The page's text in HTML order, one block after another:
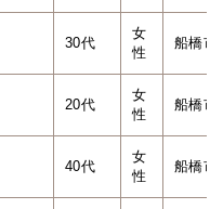
30代
女
性
船橋市
20代
女
性
船橋市
40代
女
性
船橋市